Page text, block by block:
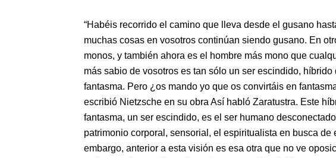
“Habéis recorrido el camino que lleva desde el gusano
muchas cosas en vosotros continúan siendo gusano. En
monos, y también ahora es el hombre más mono que
más sabio de vosotros es tan sólo un ser escindido, híbrido
fantasma. Pero ¿os mando yo que os convirtáis en
escribió Nietzsche en su obra Así habló Zaratustra. Este
fantasma, un ser escindido, es el ser humano
patrimonio corporal, sensorial, el espiritualista en busca de
embargo, anterior a esta visión es esa otra que no ve